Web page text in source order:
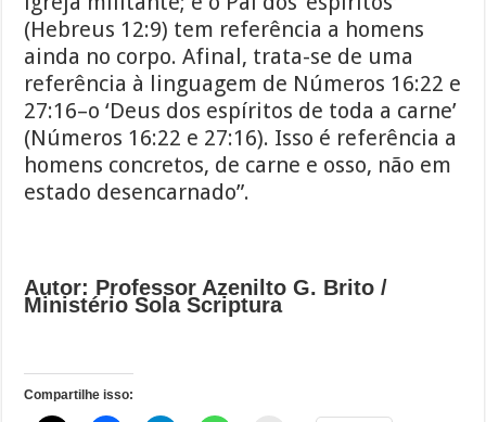
(Hebreus 12:9) tem referência a homens
ainda no corpo. Afinal, trata-se de uma
referência à linguagem de Números 16:22 e
27:16–o ‘Deus dos espíritos de toda a carne’
(Números 16:22 e 27:16). Isso é referência a
homens concretos, de carne e osso, não em
estado desencarnado”.
Autor: Professor Azenilto G. Brito /
Ministério Sola Scriptura
Compartilhe isso: